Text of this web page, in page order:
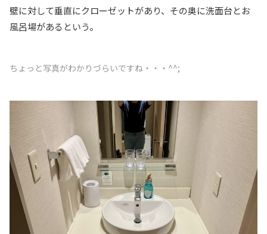
壁に対して垂直にクローゼットがあり、その奥に洗面台とお
風呂場があるという。
ちょっと写真がわかりづらいですね・・・^^;